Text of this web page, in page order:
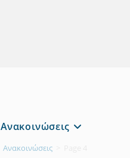
Ανακοινώσεις
Ανακοινώσεις